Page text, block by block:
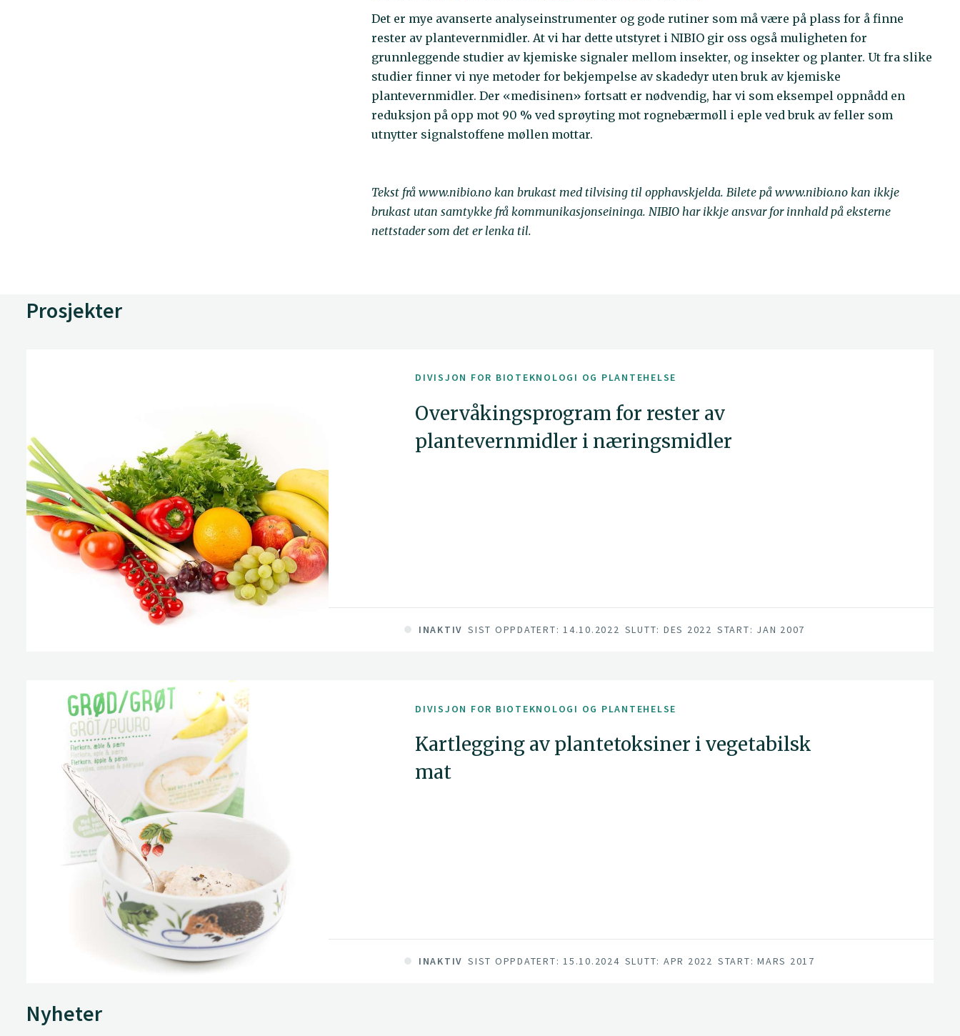
Det er mye avanserte analyseinstrumenter og gode rutiner som må være på plass for å finne
rester av plantevernmidler. At vi har dette utstyret i NIBIO gir oss også muligheten for
grunnleggende studier av kjemiske signaler mellom insekter, og insekter og planter. Ut fra slike
studier finner vi nye metoder for bekjempelse av skadedyr uten bruk av kjemiske
plantevernmidler. Der «medisinen» fortsatt er nødvendig, har vi som eksempel oppnådd en
reduksjon på opp mot 90 % ved sprøyting mot rognebærmøll i eple ved bruk av feller som
utnytter signalstoffene møllen mottar.
Tekst frå www.nibio.no kan brukast med tilvising til opphavskjelda. Bilete på www.nibio.no kan ikkje
brukast utan samtykke frå kommunikasjonseininga. NIBIO har ikkje ansvar for innhald på eksterne
nettstader som det er lenka til.
Prosjekter
DIVISJON FOR BIOTEKNOLOGI OG PLANTEHELSE
Overvåkingsprogram for rester av
plantevernmidler i næringsmidler
INAKTIV SIST OPPDATERT: 14.10.2022 SLUTT: DES 2022 START: JAN 2007
DIVISJON FOR BIOTEKNOLOGI OG PLANTEHELSE
Kartlegging av plantetoksiner i vegetabilsk
mat
INAKTIV SIST OPPDATERT: 15.10.2024 SLUTT: APR 2022 START: MARS 2017
Nyheter